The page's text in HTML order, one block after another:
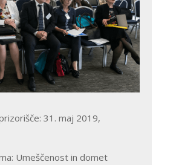
31. maj 2019,
Umeščenost in domet